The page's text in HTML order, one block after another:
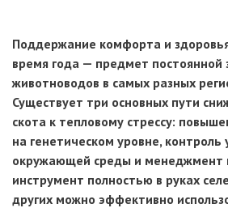
Поддержание комфорта и
время года — предмет постоянной
животноводов в самых разных
Существует три основных пути
скота к тепловому стрессу:
на генетическом уровне, контроль
окружающей среды и менеджмент
инструмент полностью в руках
других можно эффективно